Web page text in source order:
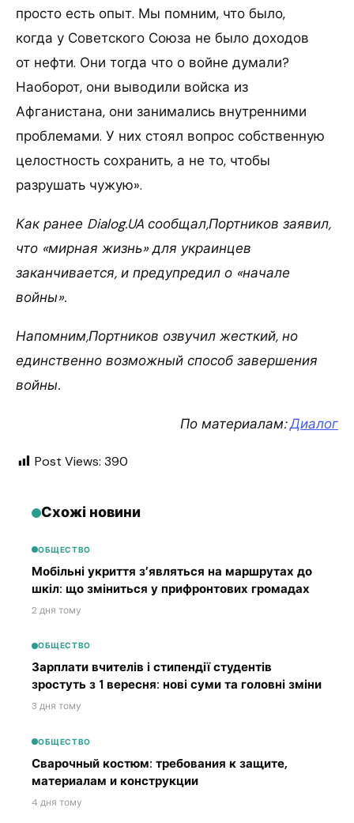
просто есть опыт. Мы помним, что было,
когда у Советского Союза не было доходов
от нефти. Они тогда что о войне думали?
Наоборот, они выводили войска из
Афганистана, они занимались внутренними
проблемами. У них стоял вопрос собственную
целостность сохранить, а не то, чтобы
разрушать чужую».
Как ранее Dialog.UA сообщал,Портников заявил,
что «мирная жизнь» для украинцев
заканчивается, и предупредил о «начале
войны».
Напомним,Портников озвучил жесткий, но
единственно возможный способ завершения
войны.
По материалам:Диалог
Post Views: 390
Схожі новини
ОБЩЕСТВО
Мобільні укриття з’являться на маршрутах до
шкіл: що зміниться у прифронтових громадах
2 дня тому
ОБЩЕСТВО
Зарплати вчителів і стипендії студентів
зростуть з 1 вересня: нові суми та головні зміни
3 дня тому
ОБЩЕСТВО
Сварочный костюм: требования к защите,
материалам и конструкции
4 дня тому